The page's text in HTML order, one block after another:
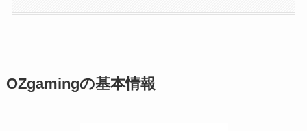
OZgamingの基本情報